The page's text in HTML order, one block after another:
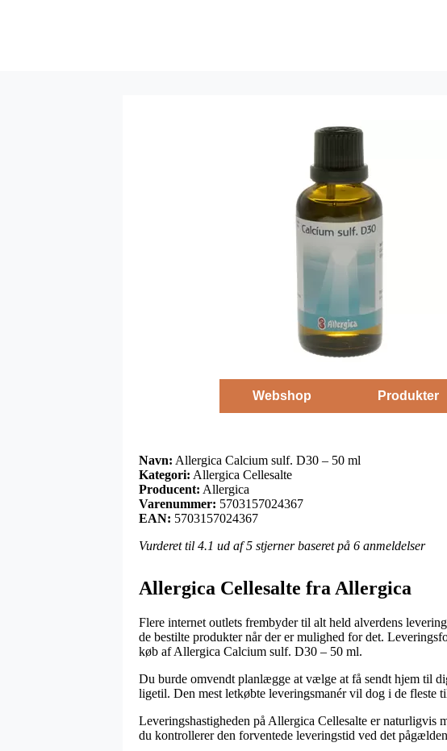
Webshop Produkter
Navn: Allergica Calcium sulf. D30 – 50 ml
Kategori: Allergica Cellesalte
Producent: Allergica
Varenummer: 5703157024367
EAN: 5703157024367
Vurderet til 4.1 ud af 5 stjerner baseret på 6 anmeldelser
Allergica Cellesalte fra Allergica
Flere internet outlets frembyder til alt held alverdens
de bestilte produkter når der er mulighed for det.
køb af Allergica Calcium sulf. D30 – 50 ml.
Du burde omvendt planlægge at vælge at få sendt hjem til
ligetil. Den mest letkøbte leveringsmanér vil dog i de
Leveringshastigheden på Allergica Cellesalte er naturligvis
du kontrollerer den forventede leveringstid ved det